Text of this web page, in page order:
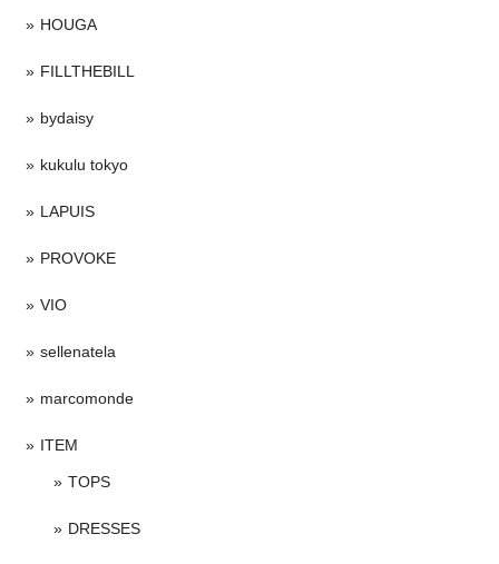
HOUGA
FILLTHEBILL
bydaisy
kukulu tokyo
LAPUIS
PROVOKE
VIO
sellenatela
marcomonde
ITEM
TOPS
DRESSES